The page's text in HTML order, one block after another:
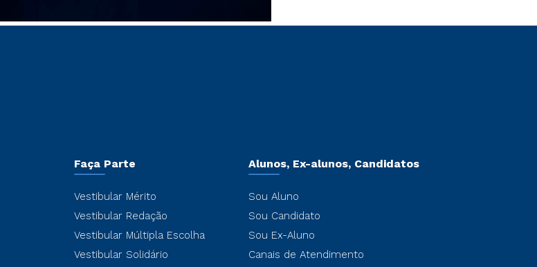
Faça Parte
Vestibular Mérito
Vestibular Redação
Vestibular Múltipla Escolha
Vestibular Solidário
Alunos, Ex-alunos, Candidatos
Sou Aluno
Sou Candidato
Sou Ex-Aluno
Canais de Atendimento